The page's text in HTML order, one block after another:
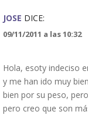
JOSE DICE:
09/11/2011 a las 10:32
Hola, esoty indeciso
y me han ido muy
bien por su peso,
pero creo que son